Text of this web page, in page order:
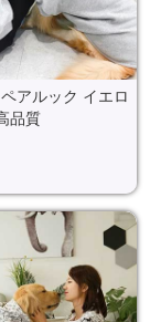
アルック イエロ
品質